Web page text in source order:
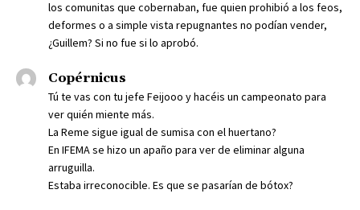
los comunitas que cobernaban, fue quien prohibió a los feos,
deformes o a simple vista repugnantes no podían vender,
¿Guillem? Si no fue si lo aprobó.
Copérnicus
Tú te vas con tu jefe Feijooo y hacéis un campeonato para
ver quién miente más.
La Reme sigue igual de sumisa con el huertano?
En IFEMA se hizo un apaño para ver de eliminar alguna
arruguilla.
Estaba irreconocible. Es que se pasarían de bótox?